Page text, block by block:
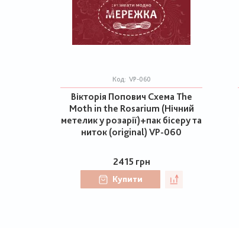
Код: VP-060
Вікторія Попович Схема The
Moth in the Rosarium (Нічний
метелик у розарії)+пак бісеру та
ниток (original) VP-060
2415 грн
Купити